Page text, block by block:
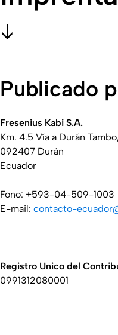
Publicado
Fresenius Kabi S.A.
Km. 4.5 Vía a Durán
092407 Durán
Ecuador
Fono: +593-04-509-1003
E-mail: contacto-
Registro Unico del
0991312080001